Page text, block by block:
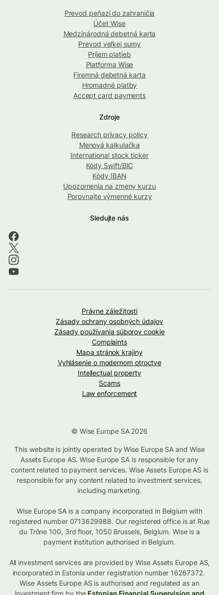
Prevod peňazí do zahraničia
Účet Wise
Medzinárodná debetná karta
Prevod veľkej sumy
Príjem platieb
Platforma Wise
Firemná debetná karta
Hromadné platby
Accept card payments
Zdroje
Research privacy policy
Menová kalkulačka
International stock ticker
Kódy Swift/BIC
Kódy IBAN
Upozornenia na zmeny kurzu
Porovnajte výmenné kurzy
Sledujte nás
Právne záležitosti
Zásady ochrany osobných údajov
Zásady používania súborov cookie
Complaints
Mapa stránok krajiny
Vyhlásenie o modernom otroctve
Intellectual property
Scams
Law enforcement
© Wise Europe SA 2026
This website is jointly operated by Wise Europe SA and Wise
Assets Europe AS. Wise Europe SA is responsible for any
content related to payment services. Wise Assets Europe AS is
responsible for any content related to investment services,
including marketing.
Wise Europe SA is a company incorporated in Belgium with
registered number 0713629988. Our registered office is at Rue
du Trône 100, 3rd floor, 1050 Brussels, Belgium. Wise is a
payment institution authorised in Belgium.
All investment services are provided by Wise Assets Europe AS,
incorporated in Estonia under registration number 16267372.
Wise Assets Europe AS is authorised and regulated as an
investment firm by the Estonian Financial Supervision and